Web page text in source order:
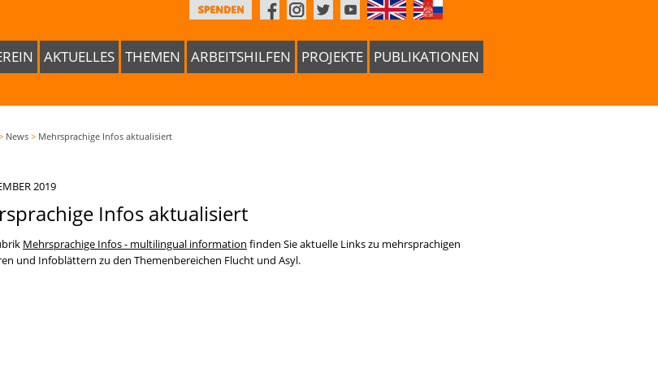
AKTUELLES THEMEN ARBEITSHILFEN PROJEKTE PUBLIKATIONEN
News > Mehrsprachige Infos aktualisiert
2019
Infos aktualisiert
Mehrsprachige Infos - multilingual information finden Sie aktuelle Links zu mehrsprachigen
und Infoblättern zu den Themenbereichen Flucht und Asyl.